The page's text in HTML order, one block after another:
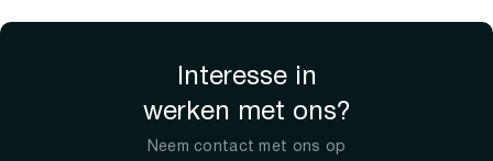
Interesse in
werken met ons?
Neem contact met ons op